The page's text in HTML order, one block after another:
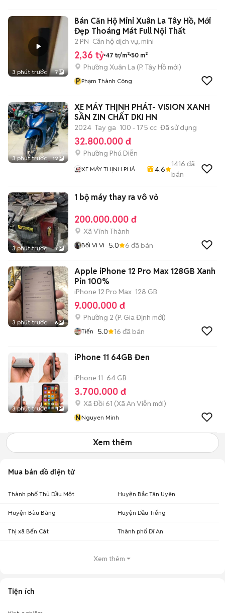
3 phút trước 7
Bán Căn Hộ Mini Xuân La Tây Hồ, Mới
Đẹp Thoáng Mát Full Nội Thất
2 PN Căn hộ dịch vụ, mini
2,36 tỷ 47 tr/m² 50 m²
Phường Xuân La (P. Tây Hồ mới)
P Phạm Thành Công
3 phút trước 12
XE MÁY THỊNH PHÁT- VISION XANH
SẦN ZIN CHẤT DKI HN
2024 Tay ga 100 - 175 cc Đã sử dụng
32.800.000 đ
Phường Phú Diễn
XE MÁY THỊNH PHÁT
4.6
1416 đã
bán
3 phút trước 7
1 bộ máy thay ra vô vỏ
200.000.000 đ
Xã Vĩnh Thành
Bối Vi Vi 5.0 6 đã bán
3 phút trước 6
Apple iPhone 12 Pro Max 128GB Xanh
Pin 100%
iPhone 12 Pro Max 128 GB
9.000.000 đ
Phường 2 (P. Gia Định mới)
Tiến 5.0 16 đã bán
3 phút trước 1
iPhone 11 64GB Đen
iPhone 11 64 GB
3.700.000 đ
Xã Đồi 61 (Xã An Viễn mới)
NNguyen Minh
Xem thêm
Mua bán đồ điện tử
Thành phố Thủ Dầu Một Huyện Bắc Tân Uyên
Huyện Bàu Bàng Huyện Dầu Tiếng
Thị xã Bến Cát Thành phố Dĩ An
Xem thêm
Tiện ích